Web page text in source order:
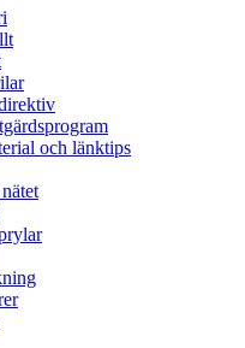
och länktips